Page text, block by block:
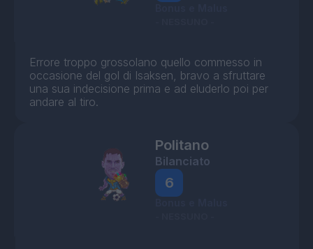
Errore troppo grossolano quello commesso in
occasione del gol di Isaksen, bravo a sfruttare
una sua indecisione prima e ad eluderlo poi per
andare al tiro.
Politano
Bilanciato
6